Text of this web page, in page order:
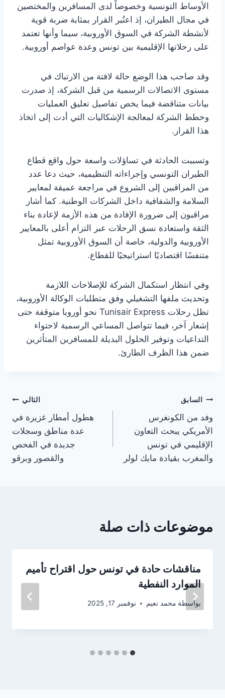
الأوساط التونسية وخصوصاً لدى المسافرين والمختصين
في مجال الطيران، إذ اعتُبر القرار بمثابة ضربة قوية
لأنشطة الشركة في السوق الأوروبية، سيما وأنها تعتمد
على رحلاتها الإقليمية بين تونس وعدة عواصم أوروبية.
وقد صاحب هذا الوضع حالة لافتة من الارتباك في
مستوى الاتصالات الرسمية من قبل الشركة، إذ صدرت
بيانات متناقضة فيما يخص تفاصيل تعليق العمليات
وخطط الشركة لمعالجة الإشكاليات التي أدت إلى اتخاذ
هذا القرار.
وتسببت الحادثة في تساؤلات واسعة حول واقع قطاع
الطيران التونسي وإجراءاته التنظيمية، حيث دعا عدد
من المراقبين إلى الشروع في مراجعة عميقة لمعايير
السلامة والشفافية داخل الشركات الوطنية. كما أشار
مراقبون إلى ضرورة الإفادة من هذه الأزمة لإعادة بناء
الثقة واستعادة نسق الرحلات عبر التزام أعلى بالمعايير
الأوروبية والدولية، خاصة أن السوق الأوروبية تمثل
متنفسًا اقتصاديًا استراتيجيًا للقطاع.
وفي انتظار استكمال الشركة للإصلاحات اللازمة
وتحديث ملفها التشغيلي وفق متطلبات الوكالة الأوروبية،
تظل رحلات Tunisair Express نحو أوروبا متوقفة حتى
إشعار آخر، فيما تتواصل المساعي الرسمية لاحتواء
التداعيات وتوفير الحلول البديلة للمسافرين المتأثرين
ضمن هذا الظرف الطارئ.
تصفّح
المقالات
السابق
وفد من الكونغرس
الأمريكي يبحث التعاون
الإقليمي في تونس
والمغرب بقيادة مايك لولر
التالي
هطول أمطار غزيرة في
عدة مناطق وسجلات
جديدة في الفحص
والقصور وبرقو
موضوعات ذات صلة
مناقشات حادة في تونس حول اقتراح تأميم
الموارد النفطية
بواسطة محمد نعيم نوفمبر 17, 2025